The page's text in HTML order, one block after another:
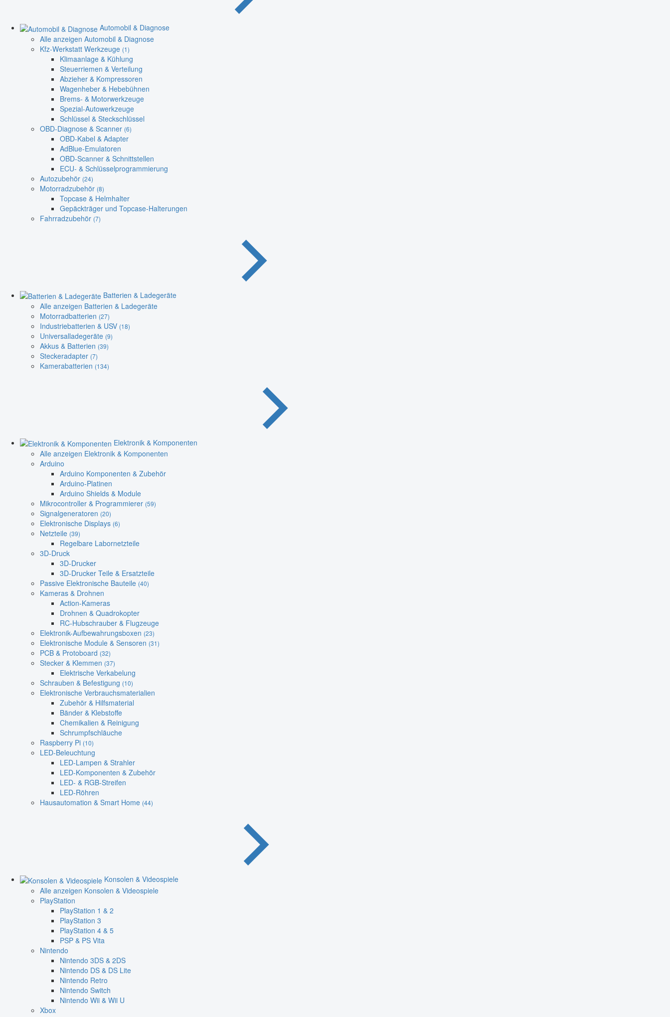
Automobil & Diagnose
Alle anzeigen Automobil & Diagnose
Kfz-Werkstatt Werkzeuge (1)
Klimaanlage & Kühlung
Steuerriemen & Verteilung
Abzieher & Kompressoren
Wagenheber & Hebebühnen
Brems- & Motorwerkzeuge
Spezial-Autowerkzeuge
Schlüssel & Steckschlüssel
OBD-Diagnose & Scanner (6)
OBD-Kabel & Adapter
AdBlue-Emulatoren
OBD-Scanner & Schnittstellen
ECU- & Schlüsselprogrammierung
Autozubehör (24)
Motorradzubehör (8)
Topcase & Helmhalter
Gepäckträger und Topcase-Halterungen
Fahrradzubehör (7)
Batterien & Ladegeräte
Alle anzeigen Batterien & Ladegeräte
Motorradbatterien (27)
Industriebatterien & USV (18)
Universalladegeräte (9)
Akkus & Batterien (39)
Steckeradapter (7)
Kamerabatterien (134)
Elektronik & Komponenten
Alle anzeigen Elektronik & Komponenten
Arduino
Arduino Komponenten & Zubehör
Arduino-Platinen
Arduino Shields & Module
Mikrocontroller & Programmierer (59)
Signalgeneratoren (20)
Elektronische Displays (6)
Netzteile (39)
Regelbare Labornetzteile
3D-Druck
3D-Drucker
3D-Drucker Teile & Ersatzteile
Passive Elektronische Bauteile (40)
Kameras & Drohnen
Action-Kameras
Drohnen & Quadrokopter
RC-Hubschrauber & Flugzeuge
Elektronik-Aufbewahrungsboxen (23)
Elektronische Module & Sensoren (31)
PCB & Protoboard (32)
Stecker & Klemmen (37)
Elektrische Verkabelung
Schrauben & Befestigung (10)
Elektronische Verbrauchsmaterialien
Zubehör & Hilfsmaterial
Bänder & Klebstoffe
Chemikalien & Reinigung
Schrumpfschläuche
Raspberry Pi (10)
LED-Beleuchtung
LED-Lampen & Strahler
LED-Komponenten & Zubehör
LED- & RGB-Streifen
LED-Röhren
Hausautomation & Smart Home (44)
Konsolen & Videospiele
Alle anzeigen Konsolen & Videospiele
PlayStation
PlayStation 1 & 2
PlayStation 3
PlayStation 4 & 5
PSP & PS Vita
Nintendo
Nintendo 3DS & 2DS
Nintendo DS & DS Lite
Nintendo Retro
Nintendo Switch
Nintendo Wii & Wii U
Xbox